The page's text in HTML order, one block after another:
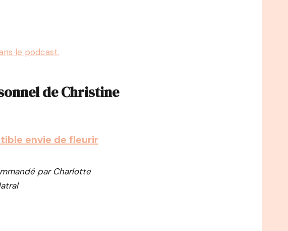
le podcast.
de Christine
envie de fleurir
par Charlotte